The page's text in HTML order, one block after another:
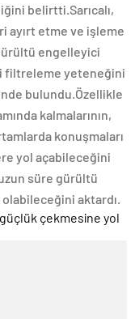
belirtti.Sarıcalı,
ayırt etme ve işleme
engelleyici
filtreleme yeteneğini
bulundu.Özellikle
kalmalarının,
konuşmaları
yol açabileceğini
süre gürültü
aktardı.
çekmesine yol